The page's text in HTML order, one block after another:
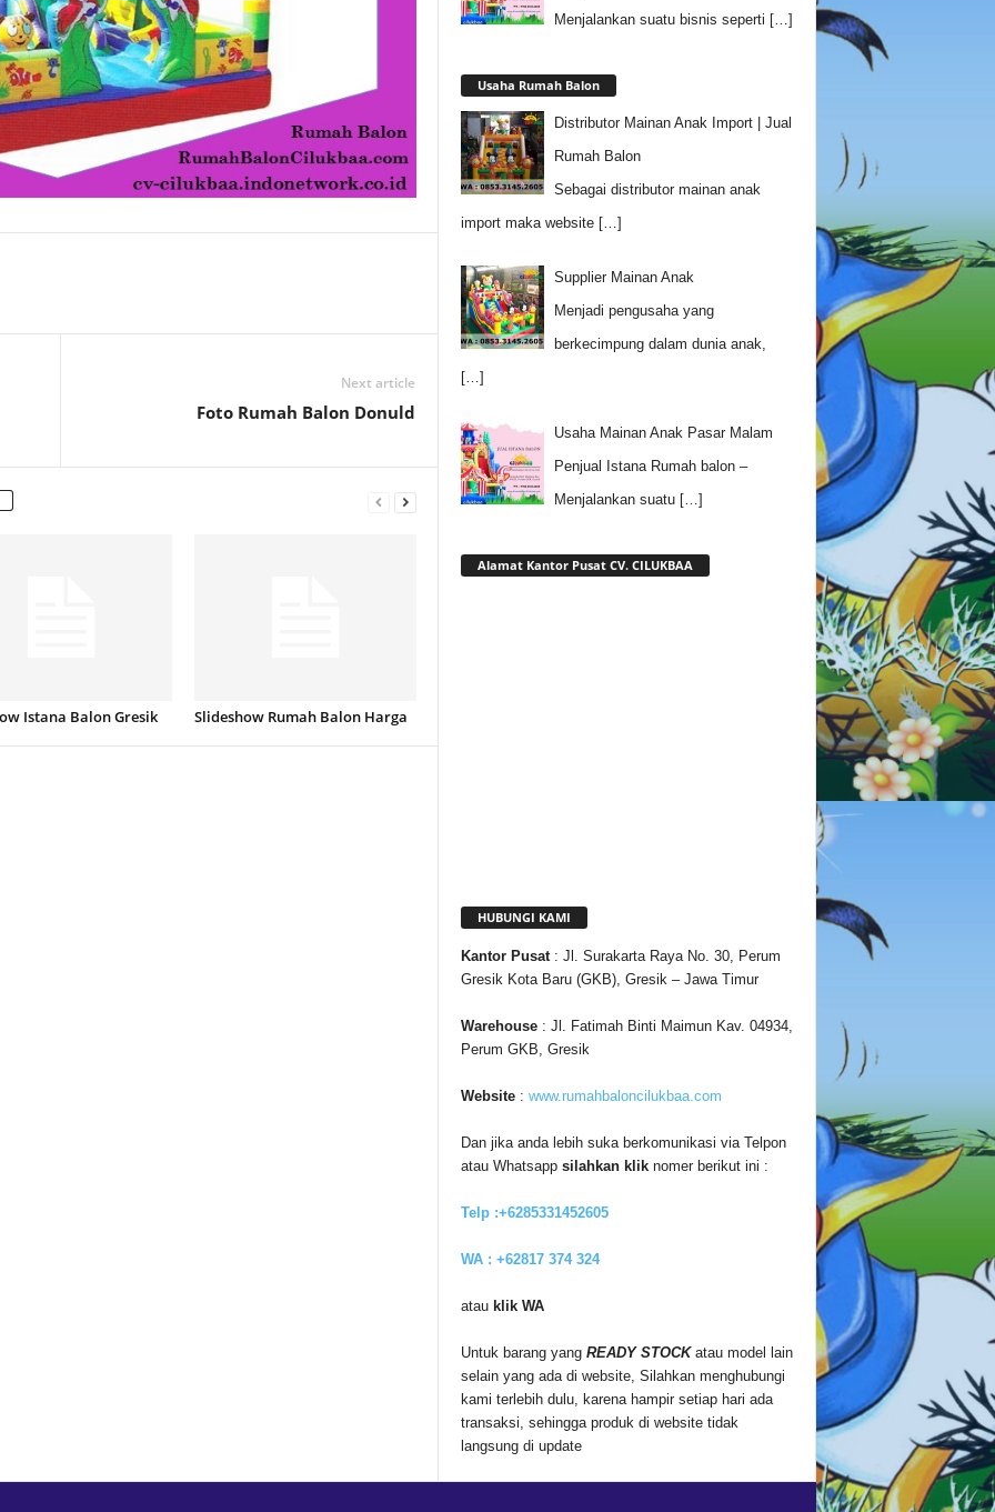
Next article
Foto Rumah Balon Donuld
Istana Balon Gresik Slideshow Rumah Balon Harga
Menjalankan suatu bisnis seperti […]
Usaha Rumah Balon
Distributor Mainan Anak Import | Jual
Rumah Balon
Sebagai distributor mainan anak
import maka website […]
Supplier Mainan Anak
Menjadi pengusaha yang
berkecimpung dalam dunia anak,
[…]
Usaha Mainan Anak Pasar Malam
Penjual Istana Rumah balon –
Menjalankan suatu […]
Alamat Kantor Pusat CV. CILUKBAA
HUBUNGI KAMI
Kantor Pusat: Jl. Surakarta Raya No. 30, Perum
Gresik Kota Baru (GKB), Gresik – Jawa Timur
Warehouse: Jl. Fatimah Binti Maimun Kav. 04934,
Perum GKB, Gresik
Website: www.rumahbaloncilukbaa.com
Dan jika anda lebih suka berkomunikasi via Telpon
atau Whatsapp silahkan kliknomer berikut ini :
Telp :+6285331452605
WA : +62817 374 324
atau klik WA
Untuk barang yang READY STOCKatau model lain
selain yang ada di website, Silahkan menghubungi
kami terlebih dulu, karena hampir setiap hari ada
transaksi, sehingga produk di website tidak
langsung di update